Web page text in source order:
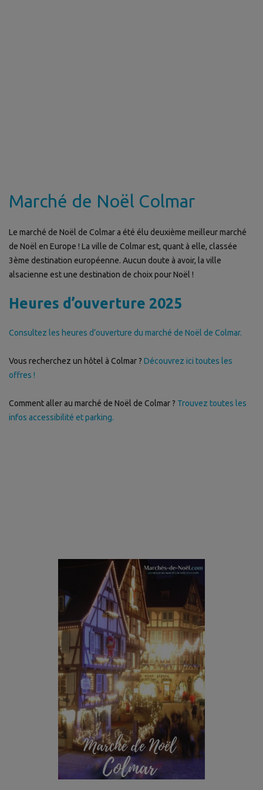
Marché de Noël Colmar
Le marché de Noël de Colmar a été élu deuxième meilleur marché
de Noël en Europe ! La ville de Colmar est, quant à elle, classée
3ème destination européenne. Aucun doute à avoir, la ville
alsacienne est une destination de choix pour Noël !
Heures d’ouverture 2025
Consultez les heures d’ouverture du marché de Noël de Colmar.
Vous recherchez un hôtel à Colmar ? Découvrez ici toutes les
offres !
Comment aller au marché de Noël de Colmar ? Trouvez toutes les
infos accessibilité et parking.